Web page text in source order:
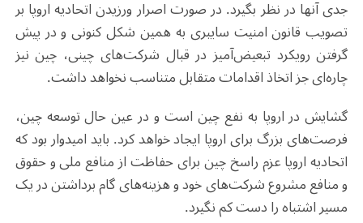
جدی آنها در نظر بگیرد. در صورت اصرار ورزیدن اتحادیه اروپا بر
تصویب قانون امنیت سایبری به همین شکل کنونی و در پیش
گرفتن رویکرد تبعیض‌آمیز در قبال شرکت‌های چینی، چین نیز
چاره‌ای جز اتخاذ اقدامات متقابل متناسب نخواهد داشت.
گشایش در اروپا به نفع چین است و در عین حال توسعه چین،
فرصت‌های بزرگ برای اروپا ایجاد خواهد کرد. باید امیدوار بود که
اتحادیه اروپا عزم راسخ چین برای حفاظت از منافع ملی و حقوق
و منافع مشروع شرکت‌های خود و هزینه‌های گام برداشتن در یک
مسیر اشتباه را دست کم نگیرد.